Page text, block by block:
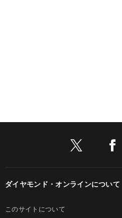
ダイヤモンド・オンラインについて
このサイトについて